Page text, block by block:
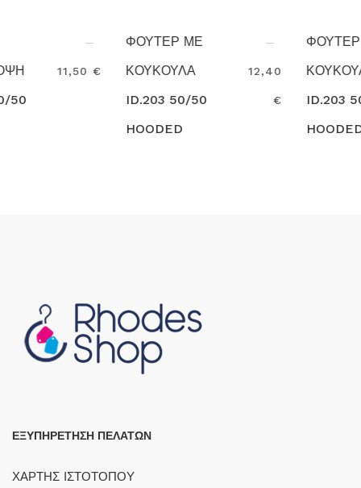
ΦΟΥΤΕΡ ΜΕ
ΚΟΥΚΟΥΛΑ
ID.203 50/50
12,40
€
ΦΟΥΤΕΡ ΜΕ
ΚΟΥΚΟΥΛΑ
ID.203 50/50
ΕΞΥΠΗΡΕΤΗΣΗ ΠΕΛΑΤΩΝ
ΧΑΡΤΗΣ ΙΣΤΟΤΟΠΟΥ